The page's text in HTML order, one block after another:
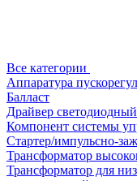
Все категории
Аппаратура
Балласт
Драйвер светодиодный
Компонент системы
Стартер/импульсно-
Трансформатор
Трансформатор для